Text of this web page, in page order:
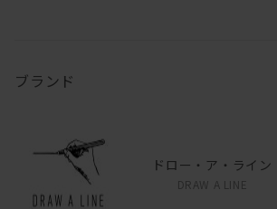
ブランド
ドロー・ア・ライン
DRAW A LINE